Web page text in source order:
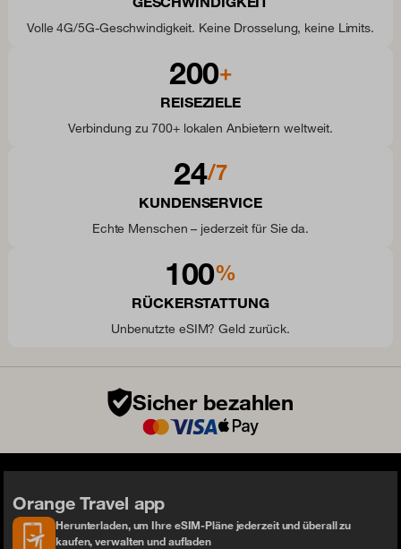
Volle 4G/5G-Geschwindigkeit. Keine Drosselung, keine Limits.
200+
REISEZIELE
Verbindung zu 700+ lokalen Anbietern weltweit.
24/7
KUNDENSERVICE
Echte Menschen – jederzeit für Sie da.
100%
RÜCKERSTATTUNG
Unbenutzte eSIM? Geld zurück.
Sicher bezahlen
Orange Travel app
Herunterladen, um Ihre eSIM-Pläne jederzeit und überall zu
kaufen, verwalten und aufladen